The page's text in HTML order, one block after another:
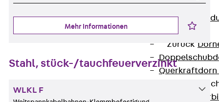
Verbindung
Zurück
Zurück
Querkraftdorn
Mehr Informationen
Stahl, stück-/tauchfeuerverzinkt
WLKL F